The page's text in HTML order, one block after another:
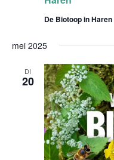
De Biotoop in Haren
mei 2025
DI
20